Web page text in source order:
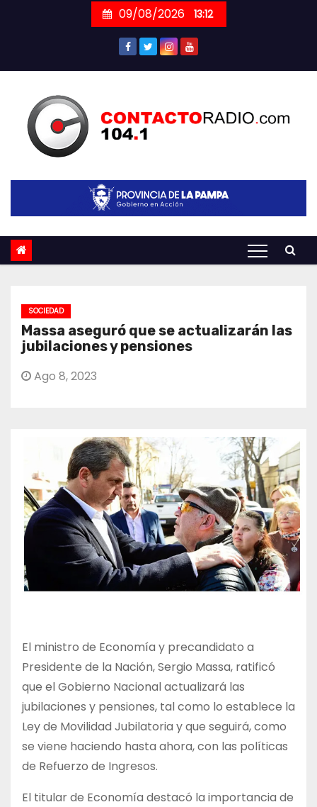
09/08/2026 13:12
SOCIEDAD
Massa aseguró que se actualizarán las
jubilaciones y pensiones
Ago 8, 2023
El ministro de Economía y precandidato a
Presidente de la Nación, Sergio Massa, ratificó
que el Gobierno Nacional actualizará las
jubilaciones y pensiones, tal como lo establece la
Ley de Movilidad Jubilatoria y que seguirá, como
se viene haciendo hasta ahora, con las políticas
de Refuerzo de Ingresos.
El titular de Economía destacó la importancia de